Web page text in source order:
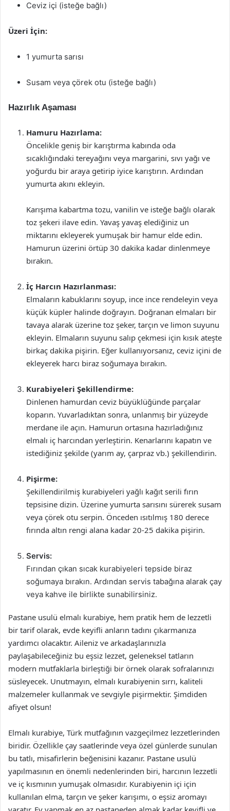
Ceviz içi (isteğe bağlı)
Üzeri İçin:
1 yumurta sarısı
Susam veya çörek otu (isteğe bağlı)
Hazırlık Aşaması
Hamuru Hazırlama:
Öncelikle geniş bir karıştırma kabında oda
sıcaklığındaki tereyağını veya margarini, sıvı yağı ve
yoğurdu bir araya getirip iyice karıştırın. Ardından
yumurta akını ekleyin.
Karışıma kabartma tozu, vanilin ve isteğe bağlı olarak
toz şekeri ilave edin. Yavaş yavaş elediğiniz un
miktarını ekleyerek yumuşak bir hamur elde edin.
Hamurun üzerini örtüp 30 dakika kadar dinlenmeye
bırakın.
İç Harcın Hazırlanması:
Elmaların kabuklarını soyup, ince ince rendeleyin veya
küçük küpler halinde doğrayın. Doğranan elmaları bir
tavaya alarak üzerine toz şeker, tarçın ve limon suyunu
ekleyin. Elmaların suyunu salıp çekmesi için kısık ateşte
birkaç dakika pişirin. Eğer kullanıyorsanız, ceviz içini de
ekleyerek harcı biraz soğumaya bırakın.
Kurabiyeleri Şekillendirme:
Dinlenen hamurdan ceviz büyüklüğünde parçalar
koparın. Yuvarladıktan sonra, unlanmış bir yüzeyde
merdane ile açın. Hamurun ortasına hazırladığınız
elmalı iç harcından yerleştirin. Kenarlarını kapatın ve
istediğiniz şekilde (yarım ay, çarpraz vb.) şekillendirin.
Pişirme:
Şekillendirilmiş kurabiyeleri yağlı kağıt serili fırın
tepsisine dizin. Üzerine yumurta sarısını sürerek susam
veya çörek otu serpin. Önceden ısıtılmış 180 derece
fırında altın rengi alana kadar 20-25 dakika pişirin.
Servis:
Fırından çıkan sıcak kurabiyeleri tepside biraz
soğumaya bırakın. Ardından servis tabağına alarak çay
veya kahve ile birlikte sunabilirsiniz.
Pastane usulü elmalı kurabiye, hem pratik hem de lezzetli
bir tarif olarak, evde keyifli anların tadını çıkarmanıza
yardımcı olacaktır. Aileniz ve arkadaşlarınızla
paylaşabileceğiniz bu eşsiz lezzet, geleneksel tatların
modern mutfaklarla birleştiği bir örnek olarak sofralarınızı
süsleyecek. Unutmayın, elmalı kurabiyenin sırrı, kaliteli
malzemeler kullanmak ve sevgiyle pişirmektir. Şimdiden
afiyet olsun!
Elmalı kurabiye, Türk mutfağının vazgeçilmez lezzetlerinden
biridir. Özellikle çay saatlerinde veya özel günlerde sunulan
bu tatlı, misafirlerin beğenisini kazanır. Pastane usulü
yapılmasının en önemli nedenlerinden biri, harcının lezzetli
ve iç kısmının yumuşak olmasıdır. Kurabiyenin içi için
kullanılan elma, tarçın ve şeker karışımı, o eşsiz aromayı